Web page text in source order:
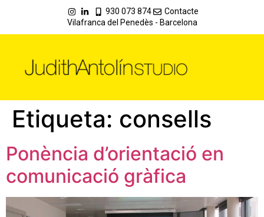
930 073 874
Contacte
Vilafranca del Penedès - Barcelona
Etiqueta: consells
Ponència d’orientació en
comunicació gràfica